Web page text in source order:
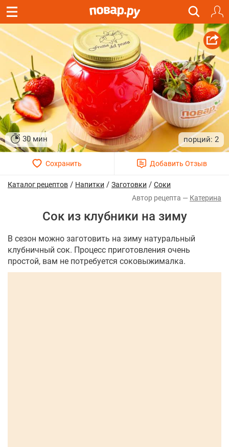
30 мин 2
Каталог рецептов / Напитки / Заготовки / Соки
Катерина
Сок из клубники на зиму
В сезон можно заготовить на зиму натуральный
клубничный сок. Процесс приготовления очень
простой, вам не потребуется соковыжималка.